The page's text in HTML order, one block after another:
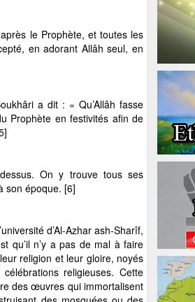
le Prophète, et toutes les
en adorant Allâh seul, en
a dit : « Qu’Allâh fasse
Prophète en festivités afin de
On y trouve tous ses
son époque. [6]
d’Al-Azhar ash-Sharîf,
qu’il n’y a pas de mal à faire
religion et leur gloire, noyés
religieuses. Cette
des œuvres qui immortalisent